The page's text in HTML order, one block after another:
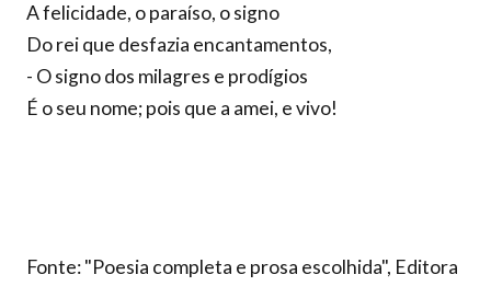
A felicidade, o paraíso, o signo
Do rei que desfazia encantamentos,
- O signo dos milagres e prodígios
É o seu nome; pois que a amei, e vivo!
Fonte: "Poesia completa e prosa escolhida", Editora